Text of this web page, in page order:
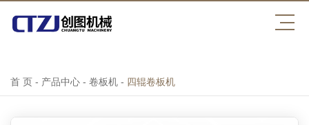
压球平台
首 页 - 产品中心 - 卷板机 - 四辊卷板机